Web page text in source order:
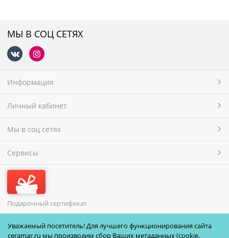
МЫ В СОЦ СЕТЯХ
Информация
Личный кабинет
Мы в соц сетях
Сервисы
Подарочный сертификат
МЫ ПРИНИМАЕМ
Уважаемый посетитель! Для лучшего функционирования сайта
ceramar.ru мы производим сбор Ваших метаданных (cookie,